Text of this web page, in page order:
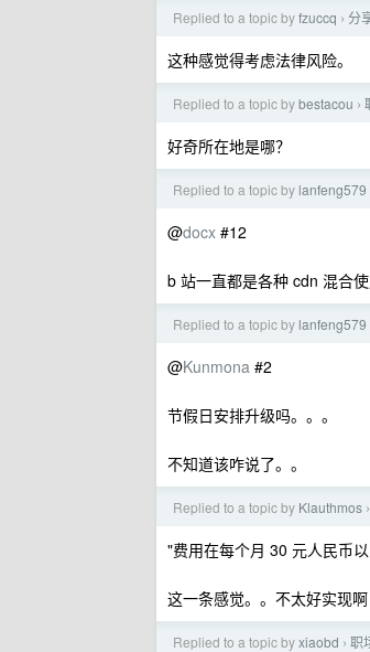
Replied to a topic byfzuccq › 分
这种感觉得考虑法律风险。
Replied to a topic bybestacou ›
好奇所在地是哪？
Replied to a topic by lanfeng579
@docx #12
b 站一直都是各种 cdn 混合使
Replied to a topic by lanfeng579
@Kunmona #2
节假日安排升级吗。。。
不知道该咋说了。。
Replied to a topic by Klauthmos ›
"费用在每个月 30 元人民币
这一条感觉。。不太好实现啊
Replied to a topic byxiaobd › 职